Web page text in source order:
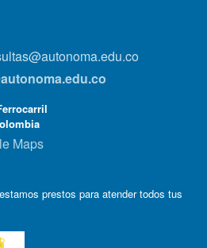
Maps
prestos para atender todos tus